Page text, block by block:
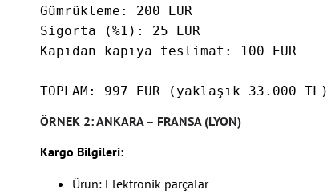
Gümrükleme: 200 EUR
Sigorta (%1): 25 EUR
Kapıdan kapıya teslimat: 100 EUR
TOPLAM: 997 EUR (yaklaşık 33.000 TL)
ÖRNEK 2: ANKARA – FRANSA (LYON)
Kargo Bilgileri:
Ürün: Elektronik parçalar